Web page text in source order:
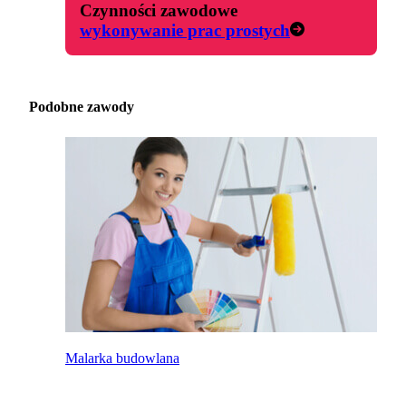
Czynności zawodowe
wykonywanie prac prostych
Podobne zawody
Malarka budowlana